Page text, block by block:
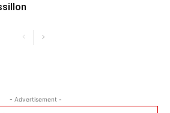
- Advertisement -